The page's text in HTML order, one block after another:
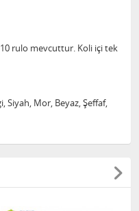
rulo mevcuttur. Koli içi tek
Siyah, Mor, Beyaz, Şeffaf,